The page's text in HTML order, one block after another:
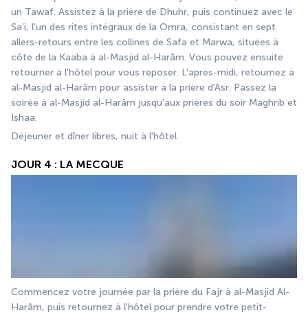
un Tawaf. Assistez à la prière de Dhuhr, puis continuez avec le
Sa’i, l'un des rites intégraux de la Omra, consistant en sept
allers-retours entre les collines de Safa et Marwa, situées à
côté de la Kaaba à al-Masjid al-Harâm. Vous pouvez ensuite
retourner à l'hôtel pour vous reposer. L'après-midi, retournez à
al-Masjid al-Harâm pour assister à la prière d'Asr. Passez la
soirée à al-Masjid al-Harâm jusqu'aux prières du soir Maghrib et
Ishaa.
Déjeuner et dîner libres, nuit à l'hôtel
JOUR 4 : LA MECQUE
Commencez votre journée par la prière du Fajr à al-Masjid Al-
Harâm, puis retournez à l'hôtel pour prendre votre petit-